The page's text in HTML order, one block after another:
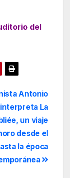
del
Antonio
La
un viaje
desde el
la época